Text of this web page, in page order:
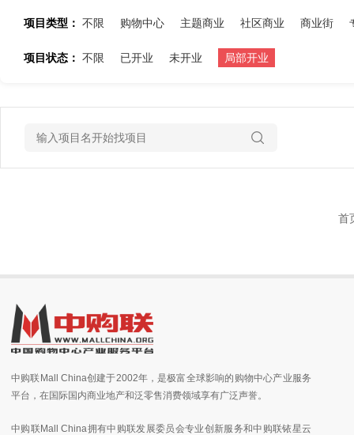
项目类型： 不限 购物中心 主题商业 社区商业 商业街
项目状态： 不限 已开业 未开业 局部开业
首
中购联Mall China创建于2002年，是极富全球影响的购物中心产业服务
平台，在国际国内商业地产和泛零售消费领域享有广泛声誉。
中购联Mall China拥有中购联发展委员会专业创新服务和中购联铱星云